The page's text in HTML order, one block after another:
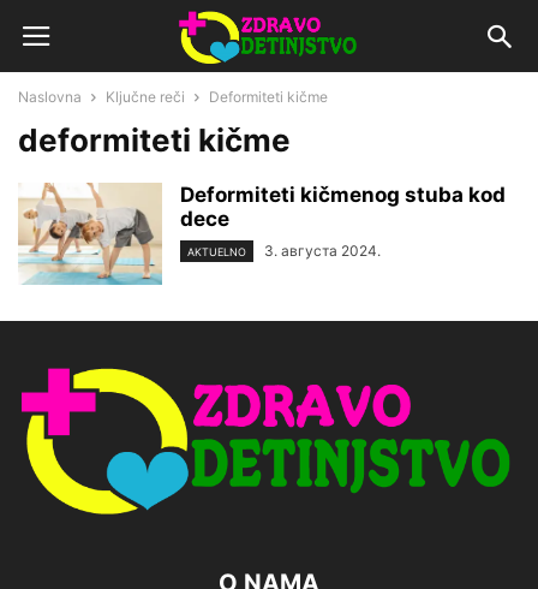
Naslovna Ključne reči Deformiteti kičme
deformiteti kičme
Deformiteti kičmenog stuba kod
dece
AKTUELNO 3. августа 2024.
O NAMA